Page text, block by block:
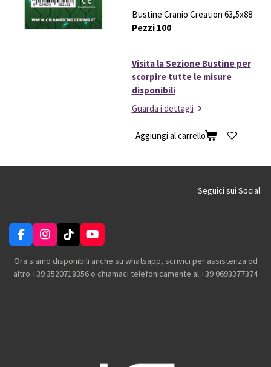
Bustine Cranio Creation 63,5x88
Pezzi 100
Visita la Sezione Bustine per
scorpire tutte le misure
disponibili
Guarda i dettagli
Aggiungi al carrello
Seguici sui Social:
F
a
c
e
I
n
s
t
T
i
k
T
Y
o
u
T
Ora siamo disponibili anche su whatsapp, scrivici per assistenza od
altro +39 3520718356 o chiamaci telefonicamente al +39 0693377374